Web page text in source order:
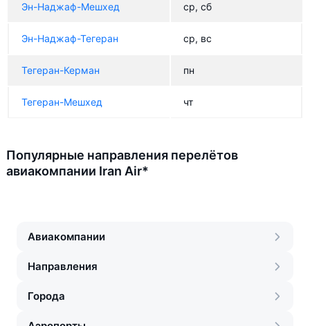
Эн-Наджаф-Мешхед ср, сб
Эн-Наджаф-Тегеран ср, вс
Тегеран-Керман пн
Тегеран-Мешхед чт
Популярные направления перелётов
авиакомпании Iran Air*
Авиакомпании
Направления
Города